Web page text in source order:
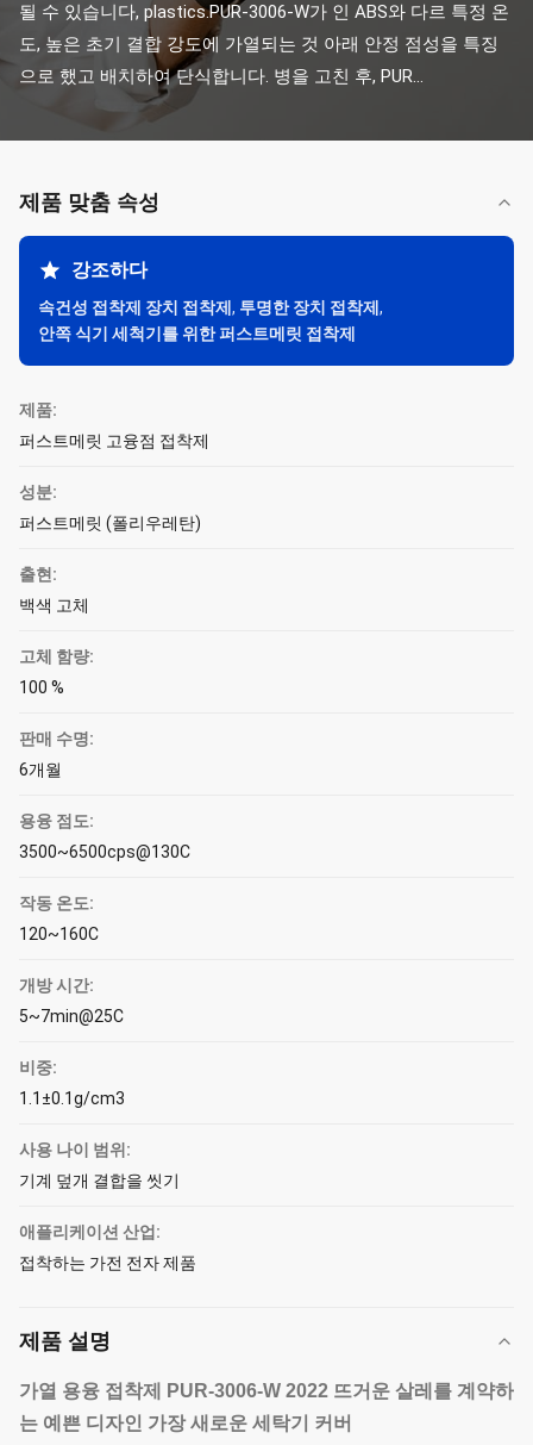
될 수 있습니다, plastics.PUR-3006-W가 인 ABS와 다르 특정 온
도, 높은 초기 결합 강도에 가열되는 것 아래 안정 점성을 특징
으로 했고 배치하여 단식합니다. 병을 고친 후, PUR...
제품 맞춤 속성
강조하다
속건성 접착제 장치 접착제 , 투명한 장치 접착제 ,
안쪽 식기 세척기를 위한 퍼스트메릿 접착제
제품:
퍼스트메릿 고융점 접착제
성분:
퍼스트메릿 (폴리우레탄)
출현:
백색 고체
고체 함량:
100 %
판매 수명:
6개월
용융 점도:
3500~6500cps@130C
작동 온도:
120~160C
개방 시간:
5~7min@25C
비중:
1.1±0.1g/cm3
사용 나이 범위:
기계 덮개 결합을 씻기
애플리케이션 산업:
접착하는 가전 전자 제품
제품 설명
가열 용융 접착제 PUR-3006-W 2022 뜨거운 살레를 계약하
는 예쁜 디자인 가장 새로운 세탁기 커버